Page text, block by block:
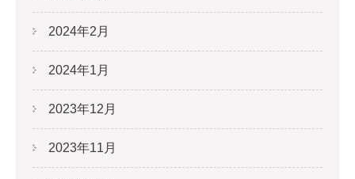
2024年2月
2024年1月
2023年12月
2023年11月